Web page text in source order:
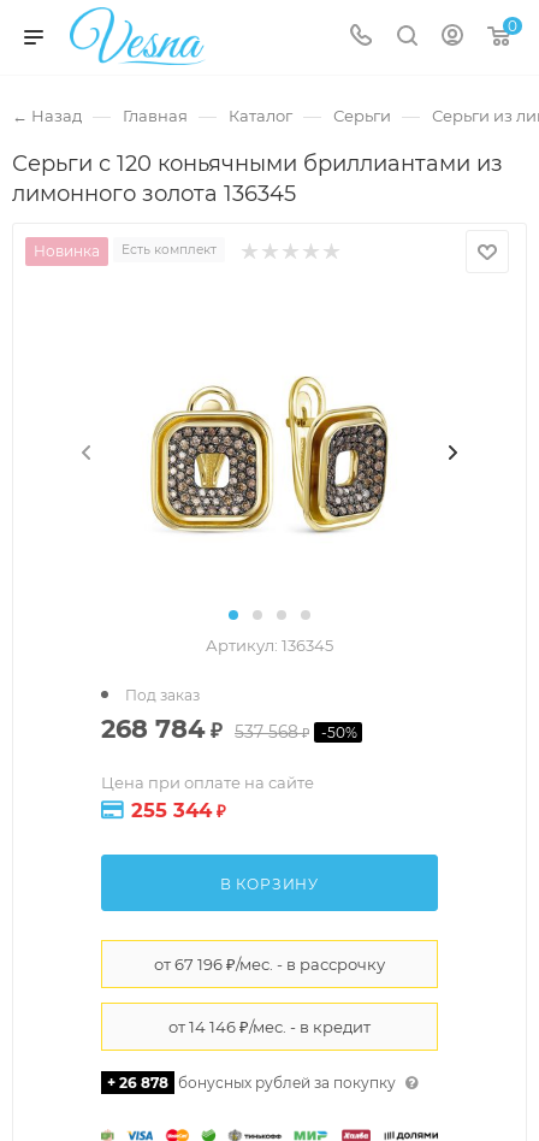
0
← Назад — Главная — Каталог — Серьги — Серьги из
Серьги с 120 коньячными бриллиантами из
лимонного золота 136345
Новинка Есть комплект
Артикул: 136345
268 784₽ 537 568₽ -50%
Цена при оплате на сайте
255 344₽
Под заказ
В КОРЗИНУ
+ 26 878 бонусных рублей за покупку